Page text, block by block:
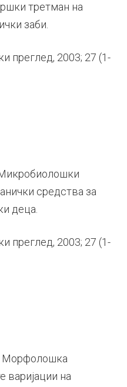
третман на
заби.
преглед, 2003; 27 (1-
средства за
деца.
преглед, 2003; 27 (1-
Морфолошка
варијации на